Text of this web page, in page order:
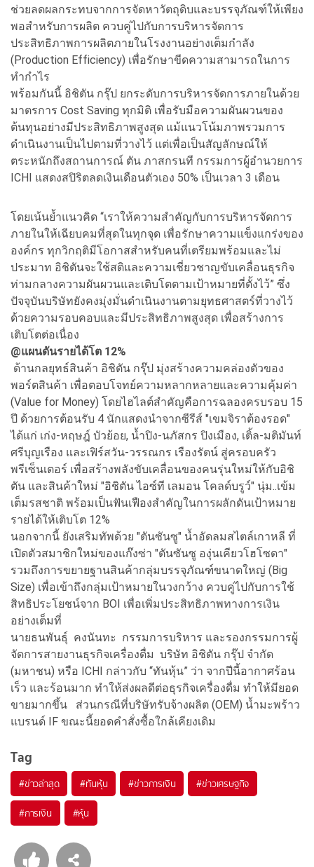
ช่วยลดผลกระทบจากการจัดหาวัตถุดิบและบรรจุภัณฑ์ให้เพียง
พอสำหรับการผลิต ควบคู่ไปกับการบริหารจัดการ
ประสิทธิภาพการผลิตภายในโรงงานอย่างเต็มกำลัง
(Production Efficiency) เพื่อรักษาขีดความสามารถในการ
ทำกำไร
พร้อมกันนี้ อิชิตัน กรุ๊ป ยกระดับการบริหารจัดการภายในด้วย
มาตรการ Cost Saving ทุกมิติ เพื่อรับมือความผันผวนของ
ต้นทุนอย่างมีประสิทธิภาพสูงสุด แม้แนวโน้มภาพรวมการ
ดำเนินงานเป็นไปตามที่วางไว้ แต่เพื่อเป็นสัญลักษณ์ให้
ตระหนักถึงสถานการณ์ ตัน ภาสกรนที กรรมการผู้อำนวยการ
ICHI แสดงสปิริตลดเงินเดือนตัวเอง 50% เป็นเวลา 3 เดือน
โดยเน้นย้ำแนวคิด “เราให้ความสำคัญกับการบริหารจัดการ
ภายในให้เฉียบคมที่สุดในทุกจุด เพื่อรักษาความแข็งแกร่งของ
องค์กร ทุกวิกฤติมีโอกาสสำหรับคนที่เตรียมพร้อมและไม่
ประมาท อิชิตันจะใช้สติและความเชี่ยวชาญขับเคลื่อนธุรกิจ
ท่ามกลางความผันผวนและเติบโตตามเป้าหมายที่ตั้งไว้” ซึ่ง
ปัจจุบันบริษัทยังคงมุ่งมั่นดำเนินงานตามยุทธศาสตร์ที่วางไว้
ด้วยความรอบคอบและมีประสิทธิภาพสูงสุด เพื่อสร้างการ
เติบโตต่อเนื่อง
@แผนดันรายได้โต 12%
ด้านกลยุทธ์สินค้า อิชิตัน กรุ๊ป มุ่งสร้างความคล่องตัวของ
พอร์ตสินค้า เพื่อตอบโจทย์ความหลากหลายและความคุ้มค่า
(Value for Money) โดยไฮไลต์สำคัญคือการฉลองครบรอบ 15
ปี ด้วยการต้อนรับ 4 นักแสดงนำจากซีรีส์ "เขมจิราต้องรอด"
ได้แก่ เก่ง-หฤษฎ์ บัวย้อย, น้ำปิง-นภัสกร ปิงเมือง, เติ้ล-มติมันท์
ศรีบุญเรือง และเฟิร์สวัน-วรรณกร เรืองรัตน์ สู่ครอบครัว
พรีเซ็นเตอร์ เพื่อสร้างพลังขับเคลื่อนของคนรุ่นใหม่ให้กับอิชิ
ตัน และสินค้าใหม่ "อิชิตัน ไอซ์ที เลมอน โคลด์บรูว์" นุ่ม..เข้ม
เต็มรสชาติ พร้อมเป็นฟันเฟืองสำคัญในการผลักดันเป้าหมาย
รายได้ให้เติบโต 12%
นอกจากนี้ ยังเสริมทัพด้วย "ตันซันซู" น้ำอัดลมสไตล์เกาหลี ที่
เปิดตัวสมาชิกใหม่ของแก๊งซ่า "ตันซันซู องุ่นเคียวโฮโซดา"
รวมถึงการขยายฐานสินค้ากลุ่มบรรจุภัณฑ์ขนาดใหญ่ (Big
Size) เพื่อเข้าถึงกลุ่มเป้าหมายในวงกว้าง ควบคู่ไปกับการใช้
สิทธิประโยชน์จาก BOI เพื่อเพิ่มประสิทธิภาพทางการเงิน
อย่างเต็มที่
นายธนพันธุ์ คงนันทะ กรรมการบริหาร และรองกรรมการผู้
จัดการสายงานธุรกิจเครื่องดื่ม บริษัท อิชิตัน กรุ๊ป จำกัด
(มหาชน) หรือ ICHI กล่าวกับ “ทันหุ้น” ว่า จากปีนี้อากาศร้อน
เร็ว และร้อนมาก ทำให้ส่งผลดีต่อธุรกิจเครื่องดื่ม ทำให้มียอด
ขายมากขึ้น ส่วนกรณีที่บริษัทรับจ้างผลิต (OEM) น้ำมะพร้าว
แบรนด์ IF ขณะนี้ยอดคำสั่งซื้อใกล้เคียงเดิม
Tag
#ข่าวล่าสุด #ทันหุ้น #ข่าวการเงิน #ข่าวเศรษฐกิจ
#การเงิน #หุ้น